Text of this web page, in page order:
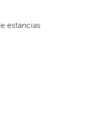
estancias